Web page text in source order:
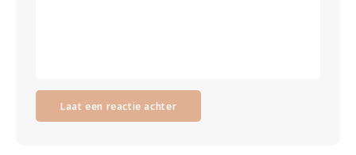
Laat een reactie achter